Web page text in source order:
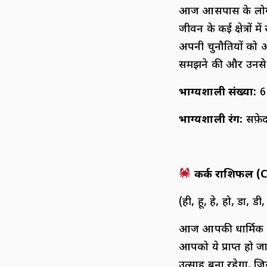
आज आसपास के
जीवन के कई क्षेत्रों
अपनी चुनौतियों
समझने की और उनसे
भाग्यशाली संख्या: 6
भाग्यशाली रंग:
कर्क राशिफल (
(ही, हू, हे, हो, डा,
आज आपकी धार्मिक
आपको ये प्राप्त हो